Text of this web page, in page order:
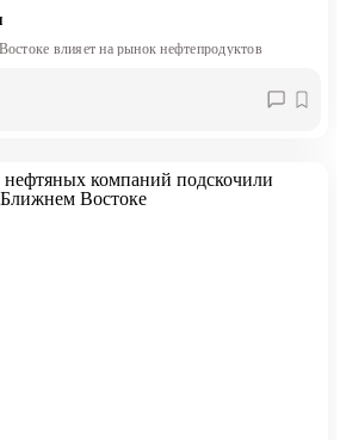
влияет на рынок нефтепродуктов